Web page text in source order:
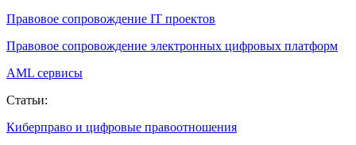
Правовое сопровождение IT проектов
Правовое сопровождение электронных цифровых платформ
AML сервисы
Статьи:
Киберправо и цифровые правоотношения